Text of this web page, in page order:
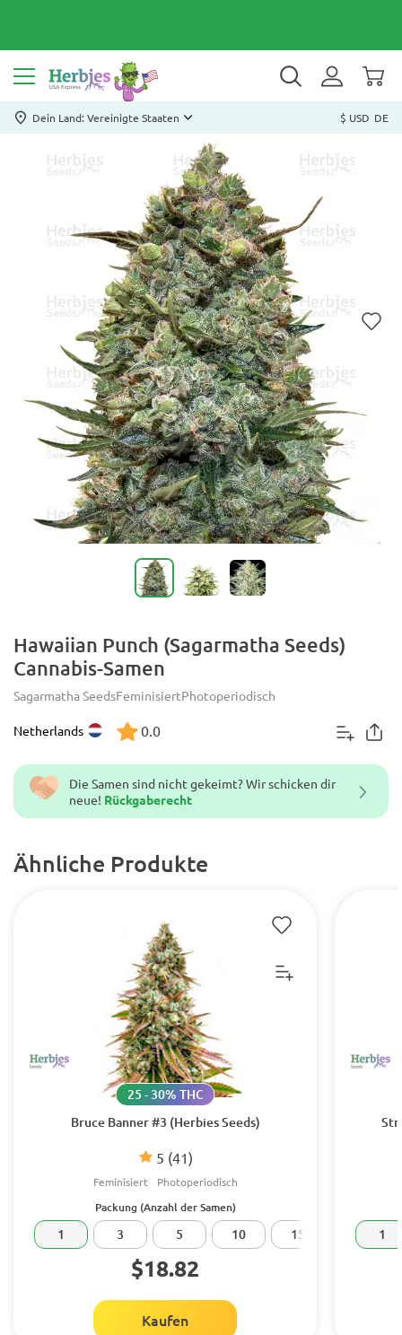
Dein Land: Vereinigte Staaten $ USD DE
Hawaiian Punch (Sagarmatha Seeds)
Cannabis-Samen
Sagarmatha SeedsFeminisiertPhotoperiodisch
Netherlands 0.0
Die Samen sind nicht gekeimt? Wir schicken dir
neue! Rückgaberecht
Ähnliche Produkte
Bruce Banner #3 (Herbies Seeds)
5 (41)
25 - 30% THC
Feminisiert Photoperiodisch
Packung (Anzahl der Samen)
1 3 5 10 15 20
$18.82
Kaufen
1